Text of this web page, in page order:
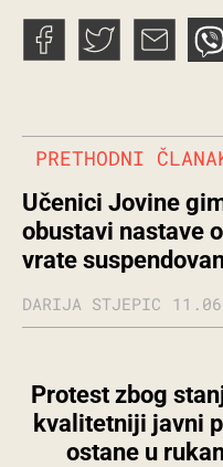
PRETHODNI
Učenici Jovine
obustavi nastave
vrate
DARIJA STJEPIC
Protest zbog
kvalitetniji javni
ostane u